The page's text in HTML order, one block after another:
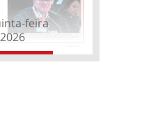
feira